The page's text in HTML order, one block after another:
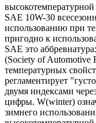
высокотемпературной
SAE 10W-30
использованию при
пригодно к
SAE это
(Society of Automotive
температурных
регламентирует
двумя индексами
цифры. W(winter)
зимнего